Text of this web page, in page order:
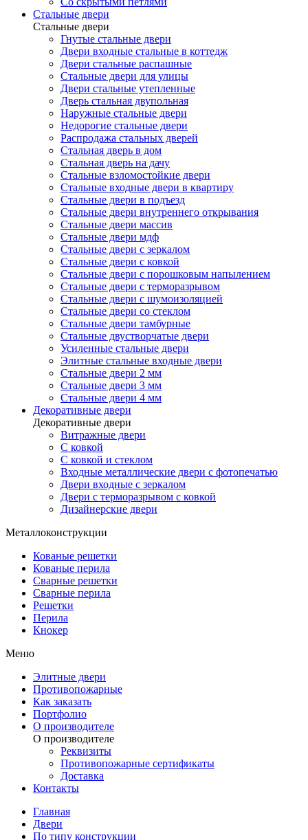
Стальные двери
Стальные двери
Гнутые стальные двери
Двери входные стальные в коттедж
Двери стальные распашные
Стальные двери для улицы
Двери стальные утепленные
Дверь стальная двупольная
Наружные стальные двери
Недорогие стальные двери
Распродажа стальных дверей
Стальная дверь в дом
Стальная дверь на дачу
Стальные взломостойкие двери
Стальные входные двери в квартиру
Стальные двери в подъезд
Стальные двери внутреннего открывания
Стальные двери массив
Стальные двери мдф
Стальные двери с зеркалом
Стальные двери с ковкой
Стальные двери с порошковым напылением
Стальные двери с терморазрывом
Стальные двери с шумоизоляцией
Стальные двери со стеклом
Стальные двери тамбурные
Стальные двустворчатые двери
Усиленные стальные двери
Элитные стальные входные двери
Стальные двери 2 мм
Стальные двери 3 мм
Стальные двери 4 мм
Декоративные двери
Декоративные двери
Витражные двери
С ковкой
С ковкой и стеклом
Входные металлические двери с фотопечатью
Двери входные с зеркалом
Двери с терморазрывом с ковкой
Дизайнерские двери
Металлоконструкции
Кованые решетки
Кованые перила
Сварные решетки
Сварные перила
Решетки
Перила
Кнокер
Меню
Элитные двери
Противопожарные
Как заказать
Портфолио
О производителе
О производителе
Реквизиты
Противопожарные сертификаты
Доставка
Контакты
Главная
Двери
По типу конструкции